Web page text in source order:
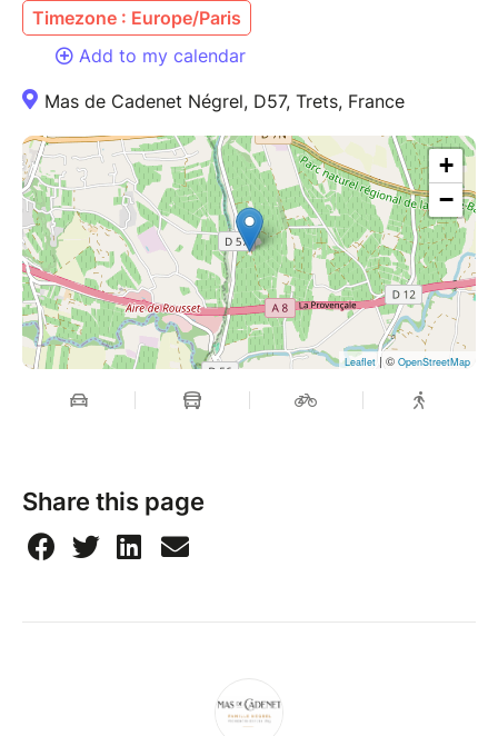
Timezone : Europe/Paris
Add to my calendar
Mas de Cadenet Négrel, D57, Trets, France
+
−
Leaflet | © OpenStreetMap
Share this page